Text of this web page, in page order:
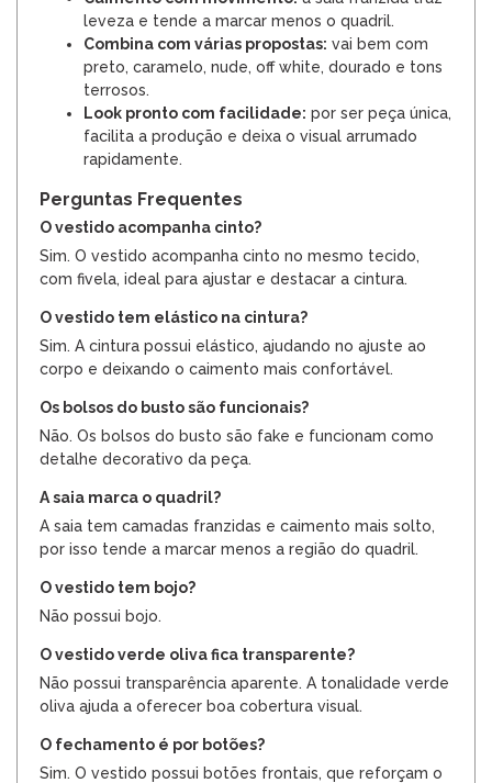
leveza e tende a marcar menos o quadril.
Combina com várias propostas: vai bem com
preto, caramelo, nude, off white, dourado e tons
terrosos.
Look pronto com facilidade: por ser peça única,
facilita a produção e deixa o visual arrumado
rapidamente.
Perguntas Frequentes
O vestido acompanha cinto?
Sim. O vestido acompanha cinto no mesmo tecido,
com fivela, ideal para ajustar e destacar a cintura.
O vestido tem elástico na cintura?
Sim. A cintura possui elástico, ajudando no ajuste ao
corpo e deixando o caimento mais confortável.
Os bolsos do busto são funcionais?
Não. Os bolsos do busto são fake e funcionam como
detalhe decorativo da peça.
A saia marca o quadril?
A saia tem camadas franzidas e caimento mais solto,
por isso tende a marcar menos a região do quadril.
O vestido tem bojo?
Não possui bojo.
O vestido verde oliva fica transparente?
Não possui transparência aparente. A tonalidade verde
oliva ajuda a oferecer boa cobertura visual.
O fechamento é por botões?
Sim. O vestido possui botões frontais, que reforçam o